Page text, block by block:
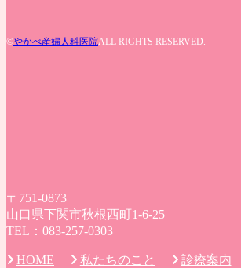
©やかべ産婦人科医院ALL RIGHTS RESERVED.
〒751-0873
山口県下関市秋根西町1-6-25
TEL：083-257-0303
HOME 私たちのこと 診療案内